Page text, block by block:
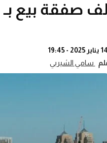
صفقة بيع بـ 111 مليار دولار
14 يناير 2025 - 19:45
سامي الشيربي